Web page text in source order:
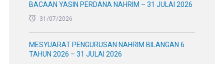
BACAAN YASIN PERDANA NAHRIM – 31 JULAI 2026
31/07/2026
MESYUARAT PENGURUSAN NAHRIM BILANGAN 6
TAHUN 2026 – 31 JULAI 2026